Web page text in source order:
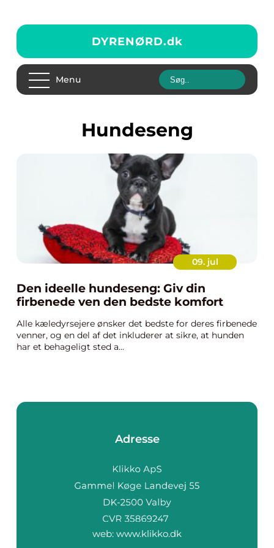
DYRENØRD.dk
Menu
hundeseng
09. jul
Den ideelle hundeseng: Giv din
firbenede ven den bedste komfort
Alle kæledyrsejere ønsker det bedste for deres firbenede
venner, og en del af det inkluderer at sikre, at hunden
har et behageligt sted a...
Adresse
web: www.klikko.dk